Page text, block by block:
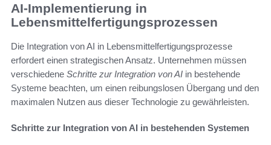
AI-Implementierung in
Lebensmittelfertigungsprozessen
Die Integration von AI in Lebensmittelfertigungsprozesse
erfordert einen strategischen Ansatz. Unternehmen müssen
verschiedene Schritte zur Integration von AI in bestehende
Systeme beachten, um einen reibungslosen Übergang und den
maximalen Nutzen aus dieser Technologie zu gewährleisten.
Schritte zur Integration von AI in bestehenden Systemen